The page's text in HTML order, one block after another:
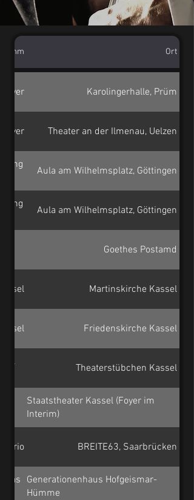
Ort
Karolingerhalle, Prüm
Theater an der Ilmenau, Uelzen
Aula am Wilhelmsplatz, Göttingen
Aula am Wilhelmsplatz, Göttingen
Goethes Postamd
Martinskirche Kassel
Friedenskirche Kassel
Theaterstübchen Kassel
Staatstheater Kassel (Foyer im
Interim)
BREITE63, Saarbrücken
Trio
Generationenhaus Hofgeismar-
Hümme